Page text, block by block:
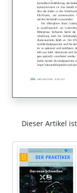
Dieser Artikel